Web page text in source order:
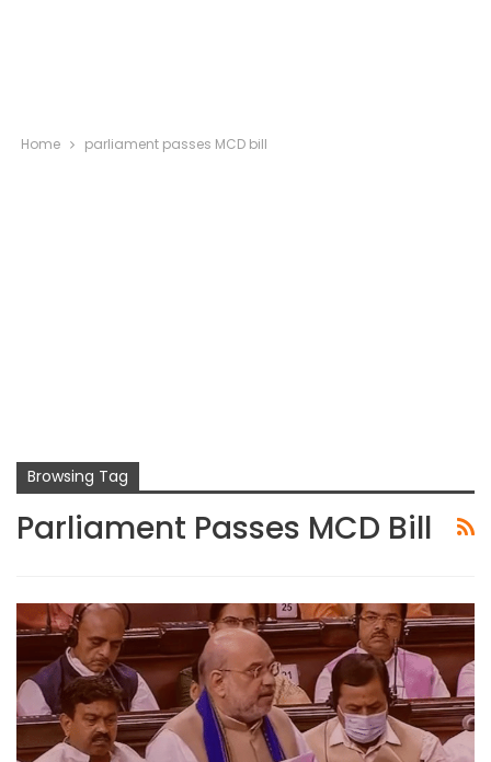
Home parliament passes MCD bill
Browsing Tag
Parliament Passes MCD Bill